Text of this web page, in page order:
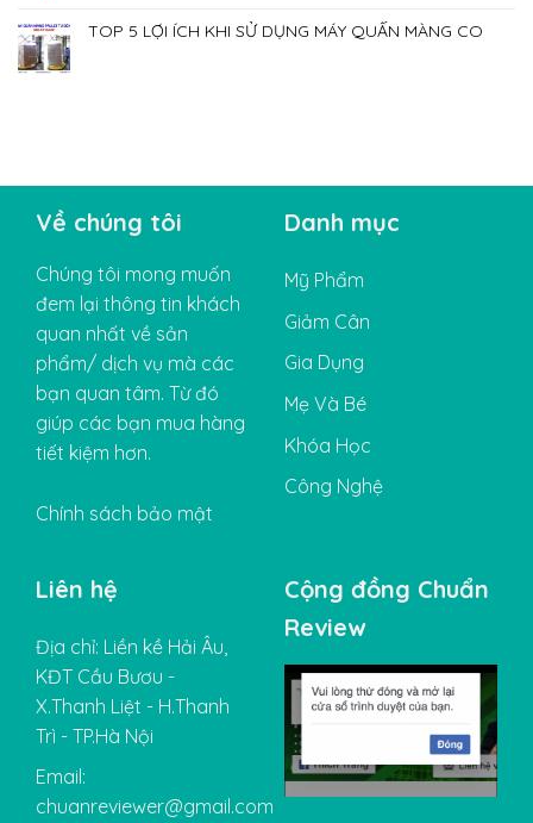
TOP 5 LỢI ÍCH KHI SỬ DỤNG MÁY QUẤN MÀNG CO
Về chúng tôi
Chúng tôi mong muốn
đem lại thông tin khách
quan nhất về sản
phẩm/ dịch vụ mà các
bạn quan tâm. Từ đó
giúp các bạn mua hàng
tiết kiệm hơn.
Chính sách bảo mật
Danh mục
Mỹ Phẩm
Giảm Cân
Gia Dụng
Mẹ Và Bé
Khóa Học
Công Nghệ
Liên hệ
Địa chỉ: Liền kề Hải Âu,
KĐT Cầu Bươu -
X.Thanh Liệt - H.Thanh
Trì - TP.Hà Nội
Email:
chuanreviewer@gmail.com
Cộng đồng Chuẩn
Review